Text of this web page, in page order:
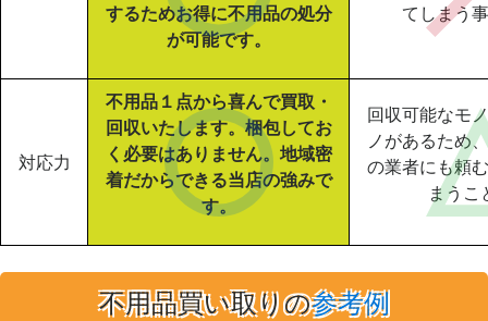
するためお得に不用品の処分
が可能です。
てしまう
対応力
不用品１点から喜んで買取・
回収いたします。梱包してお
く必要はありません。地域密
着だからできる当店の強みで
す。
回収可能なモ
ノがあるため
の業者にも頼
まうこ
不用品買い取りの参考例